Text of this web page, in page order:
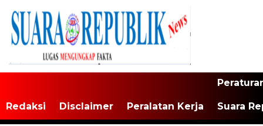
Redaksi Disclaimer Peralatan Kerja Suara